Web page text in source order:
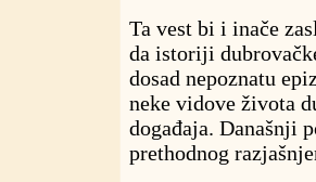
Ta vest bi i inače
da istoriji
dosad nepoznatu
neke vidove života
događaja. Današnji
prethodnog